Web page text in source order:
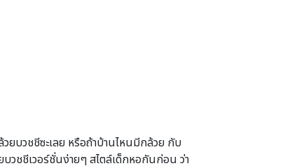
ยบวชชีซะเลย หรือถ้าบ้านไหนมีกล้วย กับ
ชชีเวอร์ชั่นง่ายๆ สไตล์เด็กหอกันก่อน ว่า